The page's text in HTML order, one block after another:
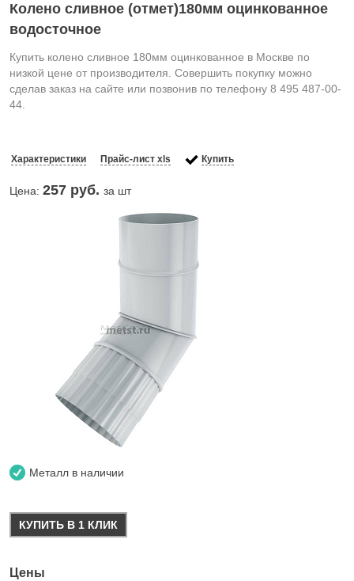
Колено сливное (отмет)180мм оцинкованное
водосточное
Купить колено сливное 180мм оцинкованное в Москве по
низкой цене от производителя. Совершить покупку можно
сделав заказ на сайте или позвонив по телефону 8 495 487-00-
44.
Характеристики Прайс-лист xls Купить
Цена: 257 руб. за шт
Металл в наличии
КУПИТЬ В 1 КЛИК
Цены